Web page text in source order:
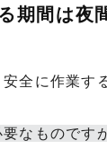
期間は夜
全に作業す
なものです